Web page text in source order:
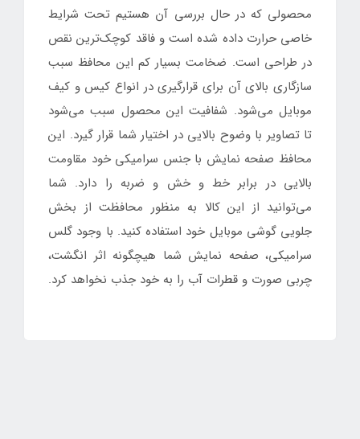
محصولی که در حال بررسی آن هستیم تحت شرایط
خاصی حرارت داده شده است و فاقد کوچک‌ترین نقص
در طراحی است. ضخامت بسیار کم این محافظ سبب
سازگاری بالای آن برای قرارگیری در انواع کیس و کیف
موبایل می‌شود. شفافیت این محصول سبب می‌شود
تا تصاویر با وضوح بالایی در اختیار شما قرار گیرد. این
محافظ صفحه نمایش با جنس سرامیکی خود مقاومت
بالایی در برابر خط و خش و ضربه را دارد. شما
می‌توانید از این کالا به منظور محافظت از بخش
جلویی گوشی موبایل خود استفاده کنید. با وجود گلس
سرامیکی، صفحه نمایش شما هیچگونه اثر انگشت،
چربی صورت و قطرات آب را به خود جذب نخواهد کرد.